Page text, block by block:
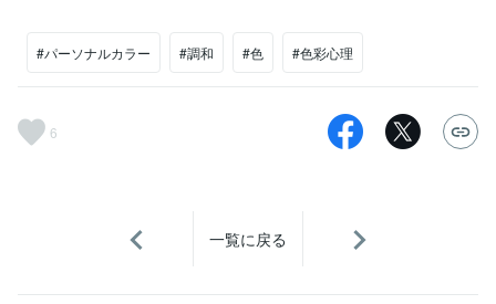
#パーソナルカラー #調和 #色 #色彩心理
6
一覧に戻る